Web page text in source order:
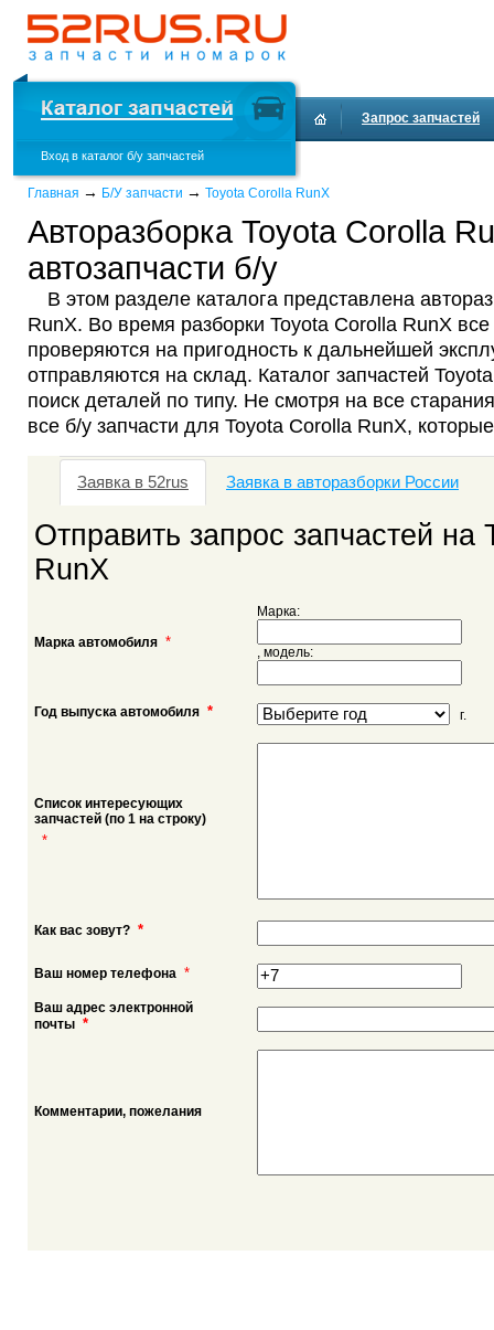
Вход в каталог б/у запчастей
Запрос запчастей
Главная → Б/У запчасти → Toyota Corolla RunX
Авторазборка Toyota Corolla
автозапчасти б/у
В этом разделе каталога представлена
RunX. Во время разборки Toyota Corolla RunX
проверяются на пригодность к дальнейшей
отправляются на склад. Каталог запчастей
поиск деталей по типу. Не смотря на все
все б/у запчасти для Toyota Corolla RunX,
Заявка в 52rus Заявка в авторазборки России
Отправить запрос запчастей на
RunX
Марка автомобиля *
Марка:
, модель:
Год выпуска автомобиля * г.
Список интересующих
запчастей (по 1 на строку)
*
Как вас зовут? *
Ваш номер телефона *
Ваш адрес электронной
почты *
Комментарии, пожелания